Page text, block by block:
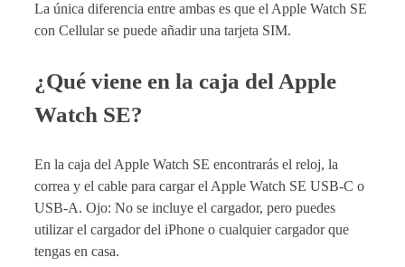
La única diferencia entre ambas es que el Apple Watch SE
con Cellular se puede añadir una tarjeta SIM.
¿Qué viene en la caja del Apple
Watch SE?
En la caja del Apple Watch SE encontrarás el reloj, la
correa y el cable para cargar el Apple Watch SE USB-C o
USB-A. Ojo: No se incluye el cargador, pero puedes
utilizar el cargador del iPhone o cualquier cargador que
tengas en casa.